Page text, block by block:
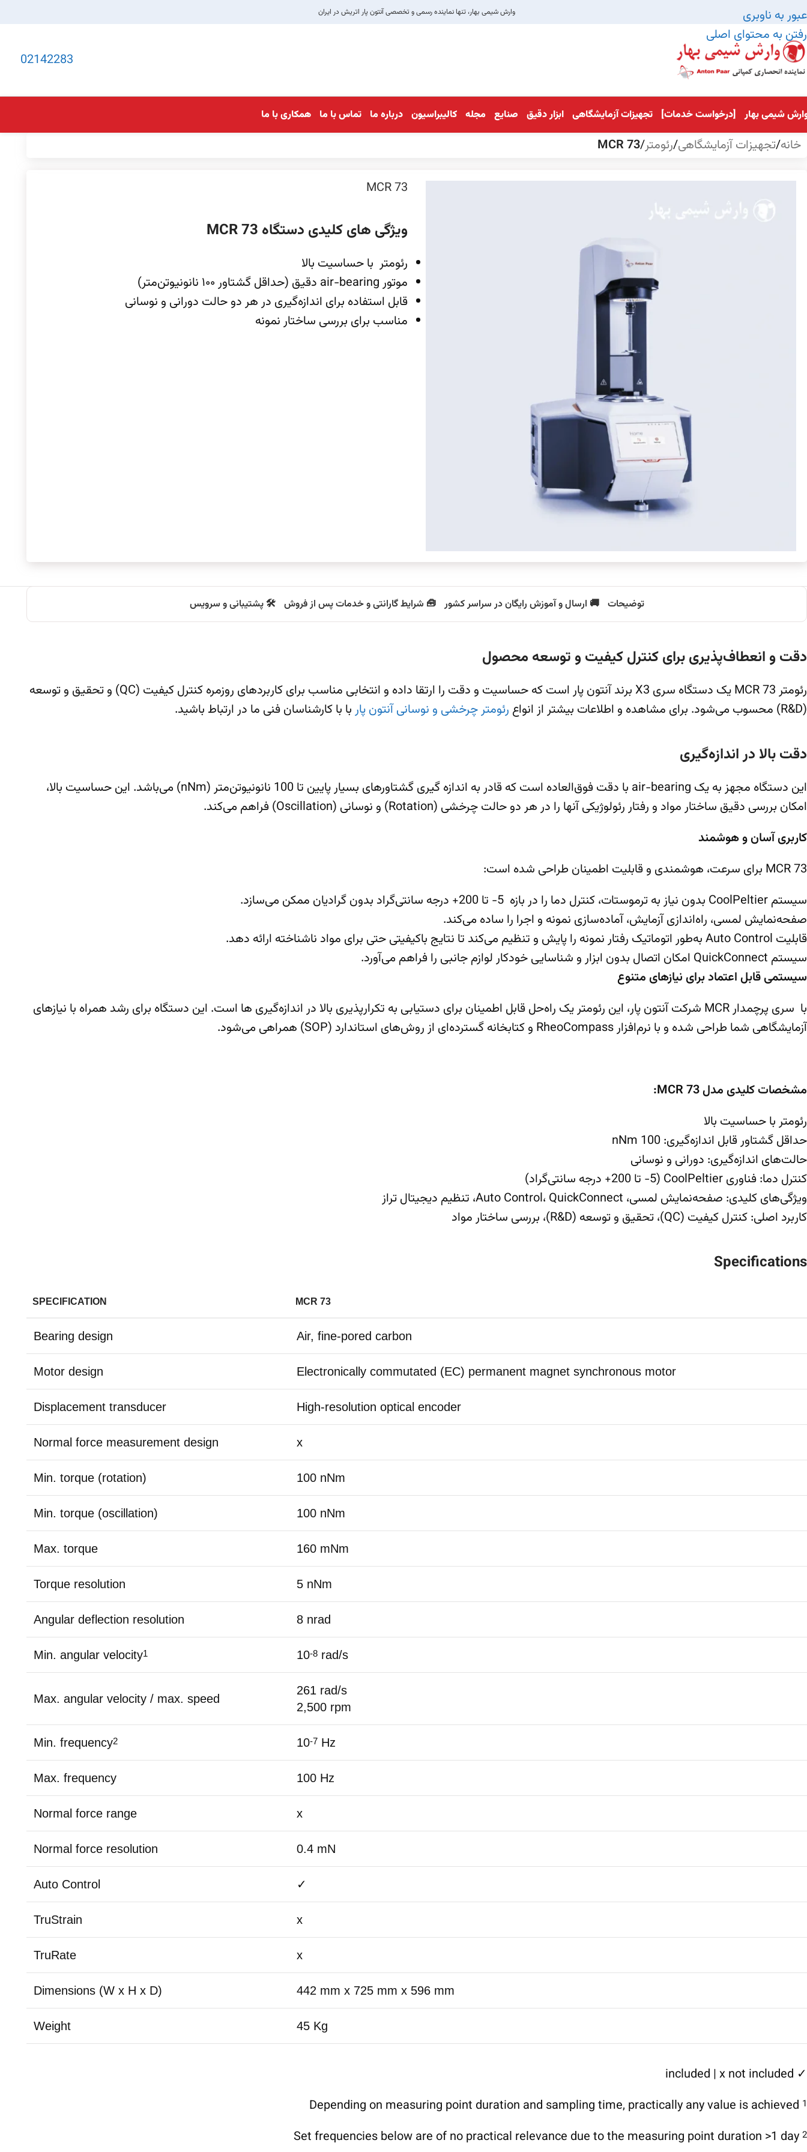
عبور به ناوبری
رفتن به محتوای اصلی
وارش شیمی بهار، تنها نماینده رسمی و تخصصی آنتون پار اتریش در ایران
02142283
شیمی بهار [درخواست خدمات] تجهیزات آزمایشگاهی ابزار دقیق صنایع مجله کالیبراسیون درباره ما تماس با ما همکاری با ما
خانه/تجهیزات آزمایشگاهی/رئومتر/
MCR 73
MCR 73
ویژگی های کلیدی دستگاه MCR 73
رئومتر با حساسیت بالا
موتور air-bearing دقیق (حداقل گشتاور ۱۰۰ نانونیوتن‌متر)
قابل استفاده برای اندازه‌گیری در هر دو حالت دورانی و نوسانی
مناسب برای بررسی ساختار نمونه
توضیحات 🚚 ارسال و آموزش رایگان در سراسر کشور 🧰 شرایط گارانتی و خدمات پس از فروش 🛠️ پشتیبانی و سرویس
دقت و انعطاف‌پذیری برای کنترل کیفیت و توسعه محصول
رئومتر MCR 73 یک دستگاه سری X3 برند آنتون پار است که حساسیت و دقت را ارتقا داده و انتخابی مناسب برای کاربردهای روزمره کنترل کیفیت (QC) و تحقیق و توسعه
(R&D) محسوب می‌شود. برای مشاهده و اطلاعات بیشتر از انواع
رئومتر چرخشی و نوسانی آنتون پاربا با کارشناسان فنی ما در ارتباط باشید.
دقت بالا در اندازه‌گیری
این دستگاه مجهز به یک air-bearing با دقت فوق‌العاده است که قادر به اندازه گیری گشتاورهای بسیار پایین تا 100 نانونیوتن‌متر (nNm) می‌باشد. این حساسیت بالا،
امکان بررسی دقیق ساختار مواد و رفتار رئولوژیکی آنها را در هر دو حالت چرخشی (Rotation) و نوسانی (Oscillation) فراهم می‌کند.
کاربری آسان و هوشمند
MCR 73 برای سرعت، هوشمندی و قابلیت اطمینان طراحی شده است:
سیستم CoolPeltier بدون نیاز به ترموستات، کنترل دما را در بازه 5- تا 200+ درجه سانتی‌گراد بدون گرادیان ممکن می‌سازد.
صفحه‌نمایش لمسی، راه‌اندازی آزمایش، آماده‌سازی نمونه و اجرا را ساده می‌کند.
قابلیت Auto Control به‌طور اتوماتیک رفتار نمونه را پایش و تنظیم می‌کند تا نتایج باکیفیتی حتی برای مواد ناشناخته ارائه دهد.
سیستم QuickConnect امکان اتصال بدون ابزار و شناسایی خودکار لوازم جانبی را فراهم می‌آورد.
سیستمی قابل اعتماد برای نیازهای متنوع
با سری پرچمدار MCR شرکت آنتون پار، این رئومتر یک راه‌حل قابل اطمینان برای دستیابی به تکرارپذیری بالا در اندازه‌گیری ها است. این دستگاه برای رشد همراه با نیازهای
آزمایشگاهی شما طراحی شده و با نرم‌افزار RheoCompass و کتابخانه گسترده‌ای از روش‌های استاندارد (SOP) همراهی می‌شود.
مشخصات کلیدی مدل MCR 73:
رئومتر با حساسیت بالا
حداقل گشتاور قابل اندازه‌گیری: 100 nNm
حالت‌های اندازه‌گیری: دورانی و نوسانی
کنترل دما: فناوری CoolPeltier (5- تا 200+ درجه سانتی‌گراد)
ویژگی‌های کلیدی: صفحه‌نمایش لمسی، Auto Control، QuickConnect، تنظیم دیجیتال تراز
کاربرد اصلی: کنترل کیفیت (QC)، تحقیق و توسعه (R&D)، بررسی ساختار مواد
Specifications
SPECIFICATION MCR 73
Bearing design Air, fine-pored carbon
Motor design Electronically commutated (EC) permanent magnet synchronous motor
Displacement transducer High-resolution optical encoder
Normal force measurement design x
Min. torque (rotation) 100 nNm
Min. torque (oscillation) 100 nNm
Max. torque 160 mNm
Torque resolution 5 nNm
Angular deflection resolution 8 nrad
Min. angular velocity1 10-8 rad/s
Max. angular velocity / max. speed
261 rad/s
2,500 rpm
Min. frequency2 10-7 Hz
Max. frequency 100 Hz
Normal force range x
Normal force resolution 0.4 mN
Auto Control ✓
TruStrain x
TruRate x
Dimensions (W x H x D) 442 mm x 725 mm x 596 mm
Weight 45 Kg
✓ included | x not included
1
2